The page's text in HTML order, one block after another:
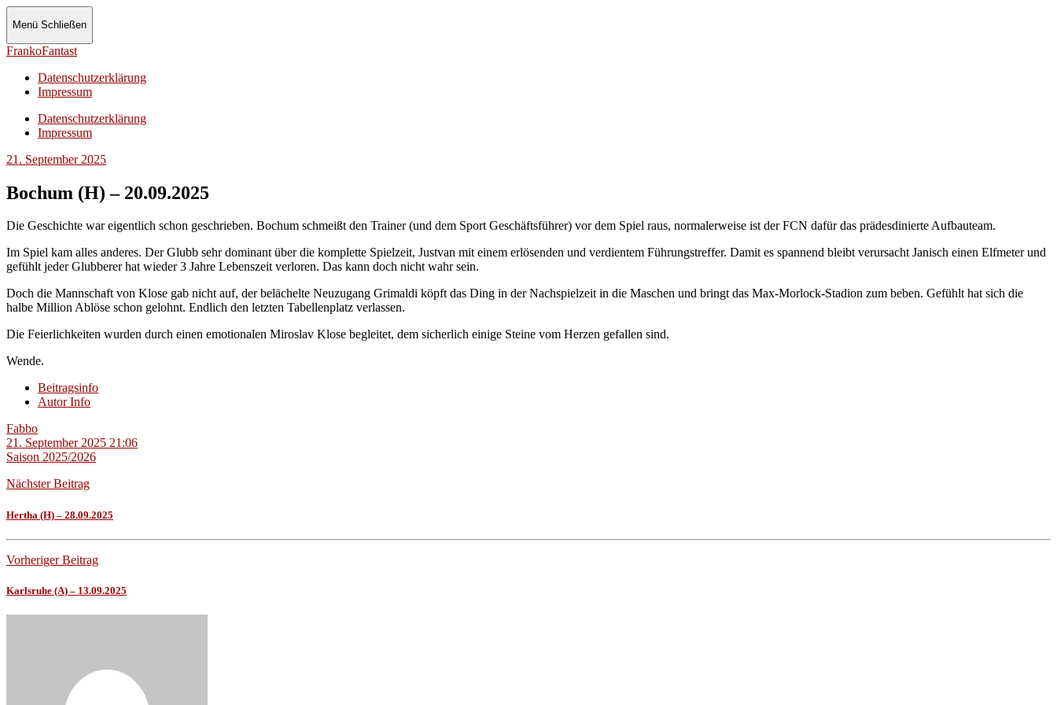
Menü Schließen
FrankoFantast
Datenschutzerklärung
Impressum
Datenschutzerklärung
Impressum
21. September 2025
Bochum (H) – 20.09.2025
Die Geschichte war eigentlich schon geschrieben. Bochum schmeißt den Trainer (und dem Sport Geschäftsführer) vor dem Spiel raus, normalerweise ist der FCN dafür das prädesdinierte Aufbauteam.
Im Spiel kam alles anderes. Der Glubb sehr dominant über die komplette Spielzeit, Justvan mit einem erlösenden und verdientem Führungstreffer. Damit es spannend bleibt verursacht Janisch einen Elfmeter und
gefühlt jeder Glubberer hat wieder 3 Jahre Lebenszeit verloren. Das kann doch nicht wahr sein.
Doch die Mannschaft von Klose gab nicht auf, der belächelte Neuzugang Grimaldi köpft das Ding in der Nachspielzeit in die Maschen und bringt das Max-Morlock-Stadion zum beben. Gefühlt hat sich die
halbe Million Ablöse schon gelohnt. Endlich den letzten Tabellenplatz verlassen.
Die Feierlichkeiten wurden durch einen emotionalen Miroslav Klose begleitet, dem sicherlich einige Steine vom Herzen gefallen sind.
Wende.
Beitragsinfo
Autor Info
Fabbo
21. September 2025 21:06
Saison 2025/2026
Nächster Beitrag
Hertha (H) – 28.09.2025
Vorheriger Beitrag
Karlsruhe (A) – 13.09.2025